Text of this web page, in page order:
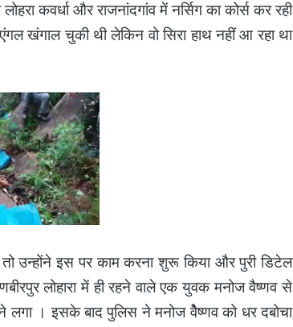
कवर्धा और राजनांदगांव में नर्सिग का कोर्स कर रही
खंगाल चुकी थी लेकिन वो सिरा हाथ नहीं आ रहा था
उन्होंने इस पर काम करना शुरू किया और पुरी डिटेल
लोहारा में ही रहने वाले एक युवक मनोज वैष्णव से
। इसके बाद पुलिस ने मनोज वेैष्णव को धर दबोचा